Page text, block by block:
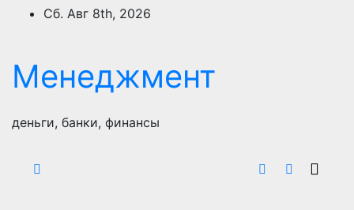
ПерейтиСб. Авг 8th, 2026
Менеджмент
деньги, банки, финансы